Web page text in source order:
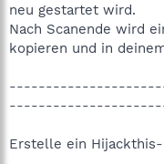
neu gestartet wird.
Nach Scanende wird
kopieren und in
Erstelle ein